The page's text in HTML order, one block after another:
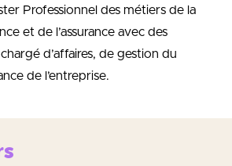
Professionnel des métiers de la
et de l’assurance avec des
d’affaires, de gestion du
de l’entreprise.